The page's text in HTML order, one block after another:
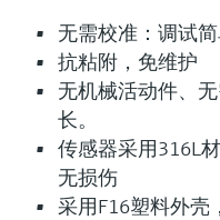
无需校准：调试简
抗粘附，免维护
无机械活动件、
长。
传感器采用316L
无损伤
采用F16塑料外壳